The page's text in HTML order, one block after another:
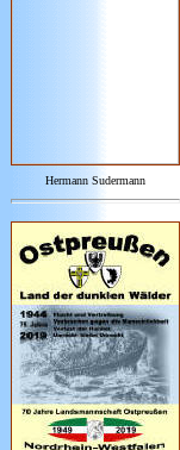
Hermann Sudermann